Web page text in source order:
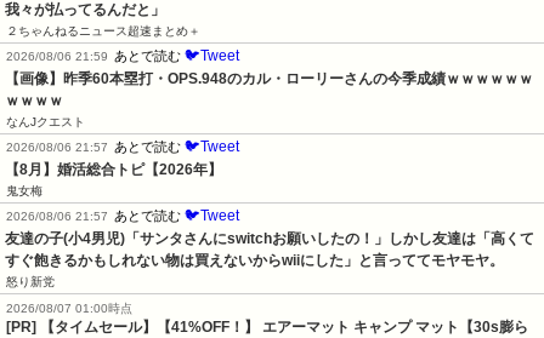
我々が払ってるんだと」
２ちゃんねるニュース超速まとめ＋
2026/08/06 21:59
あとで読む 🐦Tweet
【画像】昨季60本塁打・OPS.948のカル・ローリーさんの今季成績ｗｗｗｗｗｗ
ｗｗｗｗ
なんJクエスト
2026/08/06 21:57
あとで読む 🐦Tweet
【8月】婚活総合トピ【2026年】
鬼女梅
2026/08/06 21:57
あとで読む 🐦Tweet
友達の子(小4男児)「サンタさんにswitchお願いしたの！」しかし友達は「高くて
すぐ飽きるかもしれない物は買えないからwiiにした」と言っててモヤモヤ。
怒り新党
2026/08/07 01:00時点
[PR] 【タイムセール】【41%OFF！】 エアーマット キャンプ マット【30s膨ら